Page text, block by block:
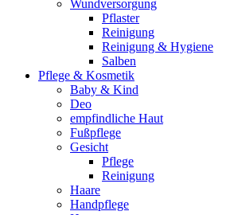
Wundversorgung
Pflaster
Reinigung
Reinigung & Hygiene
Salben
Pflege & Kosmetik
Baby & Kind
Deo
empfindliche Haut
Fußpflege
Gesicht
Pflege
Reinigung
Haare
Handpflege